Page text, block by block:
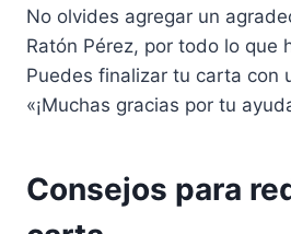
No olvides agregar un
Ratón Pérez, por todo lo que
Puedes finalizar tu carta con
«¡Muchas gracias por tu
Consejos para